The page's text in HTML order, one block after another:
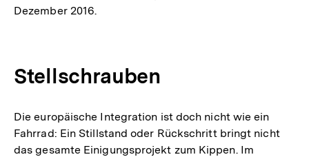
Dezember 2016.
Stellschrauben
Die europäische Integration ist doch nicht wie ein
Fahrrad: Ein Stillstand oder Rückschritt bringt nicht
das gesamte Einigungsprojekt zum Kippen. Im